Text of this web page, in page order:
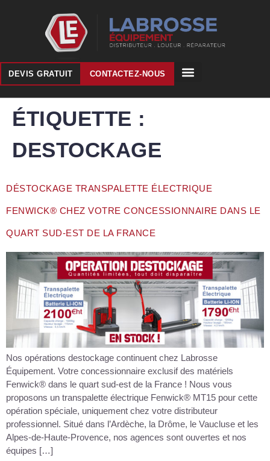
DEVIS GRATUIT CONTACTEZ-NOUS
ÉTIQUETTE :
DESTOCKAGE
DÉSTOCKAGE TRANSPALETTE ÉLECTRIQUE
FENWICK® CHEZ VOTRE CONCESSIONNAIRE DANS LE
QUART SUD-EST DE LA FRANCE
Nos opérations destockage continuent chez Labrosse
Équipement. Votre concessionnaire exclusif des matériels
Fenwick® dans le quart sud-est de la France ! Nous vous
proposons un transpalette électrique Fenwick® MT15 pour cette
opération spéciale, uniquement chez votre distributeur
professionnel. Situé dans l’Ardèche, la Drôme, le Vaucluse et les
Alpes-de-Haute-Provence, nos agences sont ouvertes et nos
équipes […]